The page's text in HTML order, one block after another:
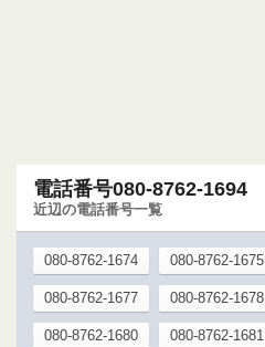
電話番号080-8762-1694
近辺の電話番号一覧
080-8762-1674 080-8762-1675
080-8762-1677 080-8762-1678
080-8762-1680 080-8762-1681